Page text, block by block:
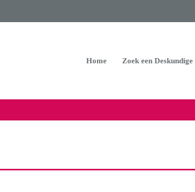
Home Zoek een Deskundige